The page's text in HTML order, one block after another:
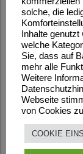
solche, die
Inhalte genutzt
welche
Sie, dass auf
mehr alle
Weitere
Webseite
von Cookies
COOKIE